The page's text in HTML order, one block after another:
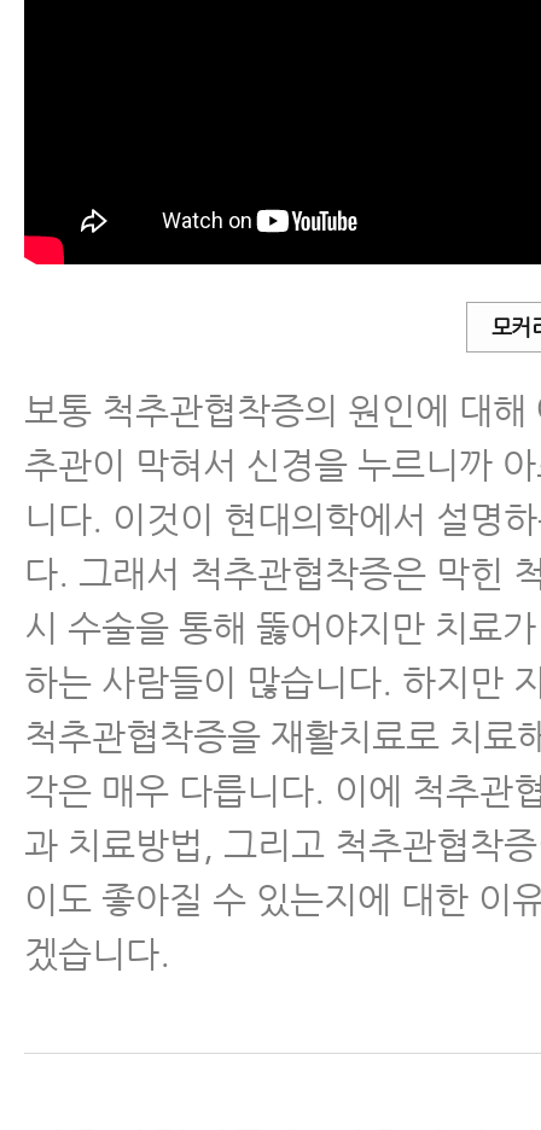
척추분리증
척추유합술 후 재발
척추운동법
섬유근육통
수술 후 통증·재활
근육파열
디스크 내장증
모커
보통 척추관협착증의 원인에 대해
추관이 막혀서 신경을 누르니까
니다. 이것이 현대의학에서 설명
다. 그래서 척추관협착증은 막힌
시 수술을 통해 뚫어야지만 치료
하는 사람들이 많습니다. 하지만
척추관협착증을 재활치료로 치료
각은 매우 다릅니다. 이에 척추관
과 치료방법, 그리고 척추관협착
이도 좋아질 수 있는지에 대한 이
겠습니다.